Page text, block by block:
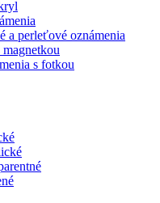
a perleťové oznámenia
s fotkou